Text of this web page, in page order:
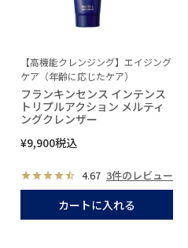
【高機能クレンジング】エイジング
ケア（年齢に応じたケア）
フランキンセンス インテンス
トリプルアクション メルティ
ングクレンザー
¥9,900税込
4.67 3件のレビュー
カートに入れる